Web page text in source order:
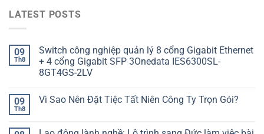
LATEST POSTS
09
Th8
Switch công nghiệp quản lý 8 cổng Gigabit Ethernet
+ 4 cổng Gigabit SFP 3Onedata IES6300SL-
8GT4GS-2LV
09
Th8
Vì Sao Nên Đặt Tiệc Tất Niên Công Ty Trọn Gói?